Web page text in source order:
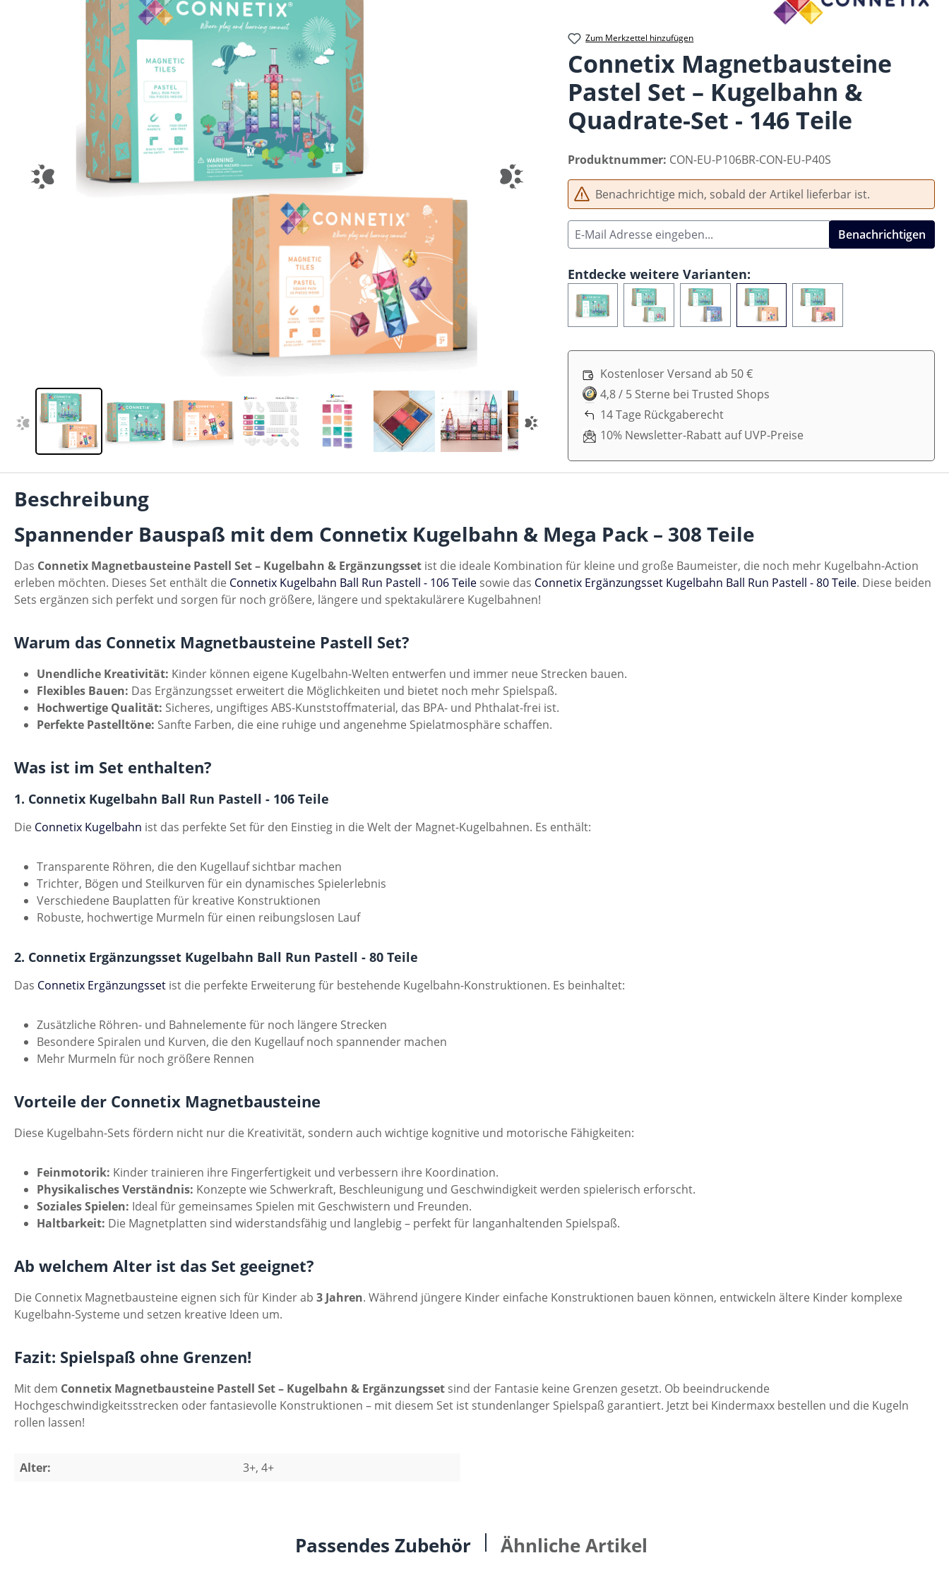
Zum Merkzettel hinzufügen
Connetix Magnetbausteine
Pastel Set – Kugelbahn &
Quadrate-Set - 146 Teile
Produktnummer: CON-EU-P106BR-CON-EU-P40S
Benachrichtige mich, sobald der Artikel lieferbar ist.
Benachrichtigen
Entdecke weitere Varianten:
Kostenloser Versand ab 50 €
4,8 / 5 Sterne bei Trusted Shops
14 Tage Rückgaberecht
10% Newsletter-Rabatt auf UVP-Preise
Beschreibung
Spannender Bauspaß mit dem Connetix Kugelbahn & Mega Pack – 308 Teile
Das Connetix Magnetbausteine Pastell Set – Kugelbahn & Ergänzungsset ist die ideale Kombination für kleine und große Baumeister, die noch mehr Kugelbahn-Action
erleben möchten. Dieses Set enthält die Connetix Kugelbahn Ball Run Pastell - 106 Teile sowie das Connetix Ergänzungsset Kugelbahn Ball Run Pastell - 80 Teile. Diese beiden
Sets ergänzen sich perfekt und sorgen für noch größere, längere und spektakulärere Kugelbahnen!
Warum das Connetix Magnetbausteine Pastell Set?
Unendliche Kreativität: Kinder können eigene Kugelbahn-Welten entwerfen und immer neue Strecken bauen.
Flexibles Bauen: Das Ergänzungsset erweitert die Möglichkeiten und bietet noch mehr Spielspaß.
Hochwertige Qualität: Sicheres, ungiftiges ABS-Kunststoffmaterial, das BPA- und Phthalat-frei ist.
Perfekte Pastelltöne: Sanfte Farben, die eine ruhige und angenehme Spielatmosphäre schaffen.
Was ist im Set enthalten?
1. Connetix Kugelbahn Ball Run Pastell - 106 Teile
Die Connetix Kugelbahn ist das perfekte Set für den Einstieg in die Welt der Magnet-Kugelbahnen. Es enthält:
Transparente Röhren, die den Kugellauf sichtbar machen
Trichter, Bögen und Steilkurven für ein dynamisches Spielerlebnis
Verschiedene Bauplatten für kreative Konstruktionen
Robuste, hochwertige Murmeln für einen reibungslosen Lauf
2. Connetix Ergänzungsset Kugelbahn Ball Run Pastell - 80 Teile
Das Connetix Ergänzungsset ist die perfekte Erweiterung für bestehende Kugelbahn-Konstruktionen. Es beinhaltet:
Zusätzliche Röhren- und Bahnelemente für noch längere Strecken
Besondere Spiralen und Kurven, die den Kugellauf noch spannender machen
Mehr Murmeln für noch größere Rennen
Vorteile der Connetix Magnetbausteine
Diese Kugelbahn-Sets fördern nicht nur die Kreativität, sondern auch wichtige kognitive und motorische Fähigkeiten:
Feinmotorik: Kinder trainieren ihre Fingerfertigkeit und verbessern ihre Koordination.
Physikalisches Verständnis: Konzepte wie Schwerkraft, Beschleunigung und Geschwindigkeit werden spielerisch erforscht.
Soziales Spielen: Ideal für gemeinsames Spielen mit Geschwistern und Freunden.
Haltbarkeit: Die Magnetplatten sind widerstandsfähig und langlebig – perfekt für langanhaltenden Spielspaß.
Ab welchem Alter ist das Set geeignet?
Die Connetix Magnetbausteine eignen sich für Kinder ab 3 Jahren. Während jüngere Kinder einfache Konstruktionen bauen können, entwickeln ältere Kinder komplexe
Kugelbahn-Systeme und setzen kreative Ideen um.
Fazit: Spielspaß ohne Grenzen!
Mit dem Connetix Magnetbausteine Pastell Set – Kugelbahn & Ergänzungsset sind der Fantasie keine Grenzen gesetzt. Ob beeindruckende
Hochgeschwindigkeitsstrecken oder fantasievolle Konstruktionen – mit diesem Set ist stundenlanger Spielspaß garantiert. Jetzt bei Kindermaxx bestellen und die Kugeln
rollen lassen!
Alter: 3+, 4+
Passendes Zubehör Ähnliche Artikel